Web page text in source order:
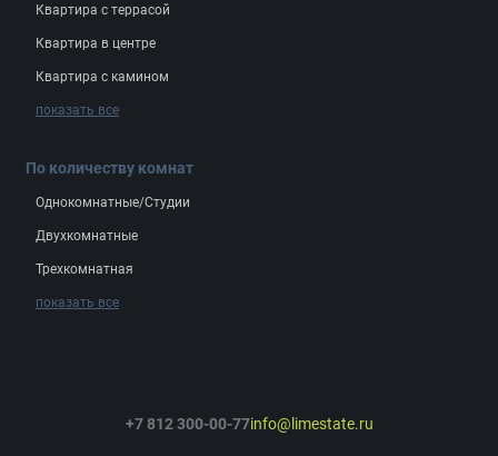
Квартира с террасой
Квартира в центре
Квартира с камином
показать все
По количеству комнат
Однокомнатные/Студии
Двухкомнатные
Трехкомнатная
показать все
+7 812 300-00-77info@limestate.ru